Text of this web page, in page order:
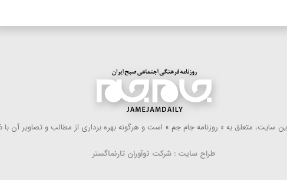
سایت، متعلق به « روزنامه جام جم » است و هرگونه بهره ‌برداری از مطالب و تصاویر آن با
طراح سایت : شرکت نوآوران تارنماگستر